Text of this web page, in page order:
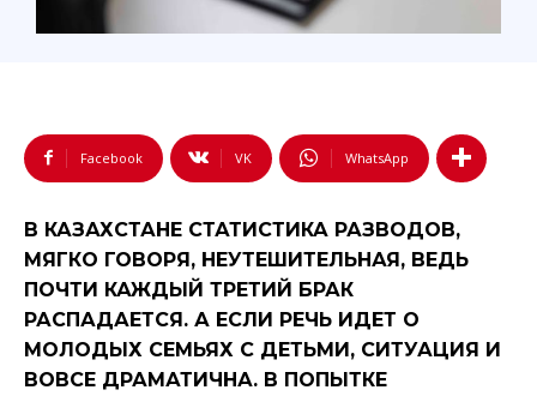
Facebook VK WhatsApp
В КАЗАХСТАНЕ СТАТИСТИКА РАЗВОДОВ,
МЯГКО ГОВОРЯ, НЕУТЕШИТЕЛЬНАЯ, ВЕДЬ
ПОЧТИ КАЖДЫЙ ТРЕТИЙ БРАК
РАСПАДАЕТСЯ. А ЕСЛИ РЕЧЬ ИДЕТ О
МОЛОДЫХ СЕМЬЯХ С ДЕТЬМИ, СИТУАЦИЯ И
ВОВСЕ ДРАМАТИЧНА. В ПОПЫТКЕ